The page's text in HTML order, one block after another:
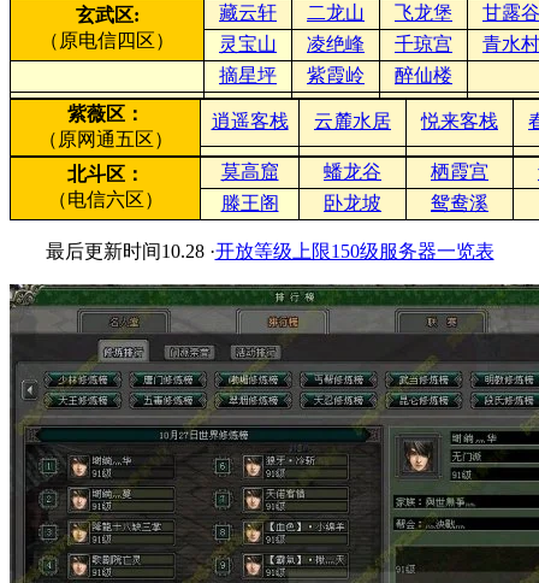
玄武区:
（原电信四区）
藏云轩 二龙山 飞龙堡
甘露谷
灵宝山
凌绝峰 千琼宫
青水村
摘星坪
紫霞岭
醉仙楼
紫薇区：
（原网通五区）
逍遥客栈 云麓水居 悦来客栈
北斗区：
（电信六区）
莫高窟 蟠龙谷 栖霞宫
滕王阁
卧龙坡 鸳鸯溪
最后更新时间10.28 ·开放等级上限150级服务器一览表